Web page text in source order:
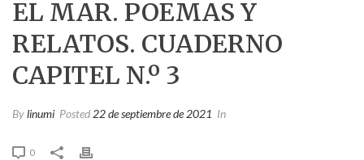
EL MAR. POEMAS Y
RELATOS. CUADERNO
CAPITEL N.º 3
Bylinumi Posted 22 de septiembre de 2021 In
0